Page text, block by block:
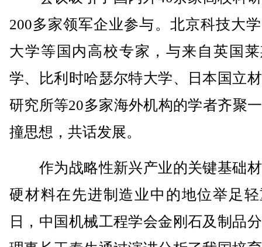
200多家领军企业参与。北京科技大
大学等国内高校专家，与来自英国
学、比利时哈瑟尔特大学、日本国立
研究所等20多家海外机构的学者齐聚
撞思想，共话发展。
作为战略性新兴产业的关键基础
硬材料在先进制造业中的地位举足轻
日，中国机械工程学会金刚石及制品